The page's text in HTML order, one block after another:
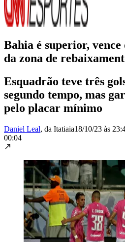
Bahia é superior, vence
da zona de
Esquadrão teve três
segundo tempo, mas
pelo placar mínimo
Daniel Leal, da Itatiaia18/10/23 às
00:04